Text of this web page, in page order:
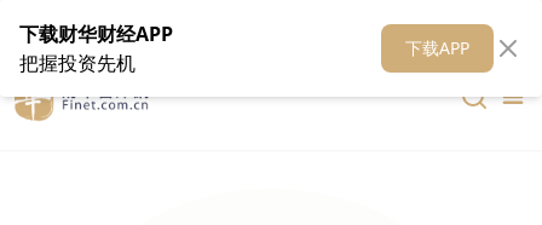
在线客服 关于我们 财华媒体矩阵 财华智库
下载财华财经APP
把握投资先机
下载APP